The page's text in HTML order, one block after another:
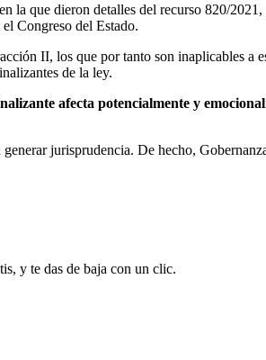
la que dieron detalles del recurso 820/
Congreso del Estado.
II, los que por tanto son inaplicables a
de la ley.
afecta potencialmente y
jurisprudencia. De hecho,
y te das de baja con un clic.